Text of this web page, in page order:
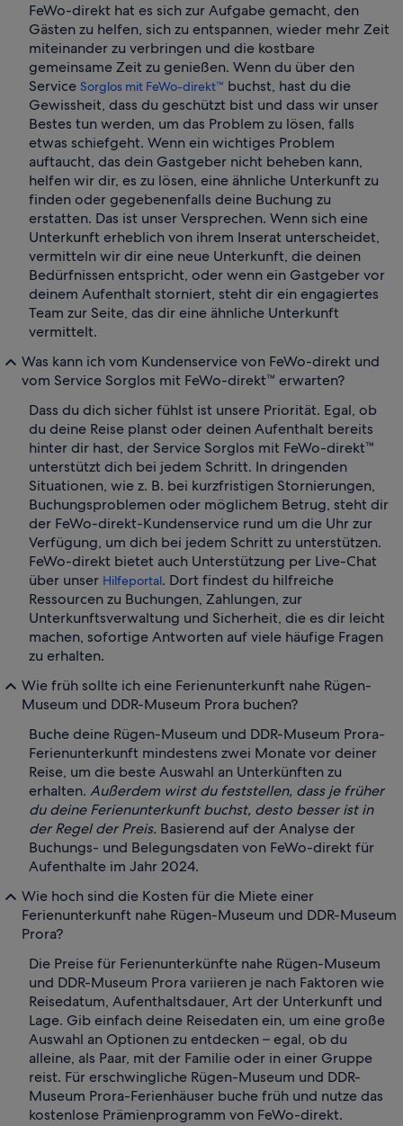
FeWo-direkt hat es sich zur Aufgabe gemacht, den
Gästen zu helfen, sich zu entspannen, wieder mehr Zeit
miteinander zu verbringen und die kostbare
gemeinsame Zeit zu genießen. Wenn du über den
Service Sorglos mit FeWo-direkt™ buchst, hast du die
Gewissheit, dass du geschützt bist und dass wir unser
Bestes tun werden, um das Problem zu lösen, falls
etwas schiefgeht. Wenn ein wichtiges Problem
auftaucht, das dein Gastgeber nicht beheben kann,
helfen wir dir, es zu lösen, eine ähnliche Unterkunft zu
finden oder gegebenenfalls deine Buchung zu
erstatten. Das ist unser Versprechen. Wenn sich eine
Unterkunft erheblich von ihrem Inserat unterscheidet,
vermitteln wir dir eine neue Unterkunft, die deinen
Bedürfnissen entspricht, oder wenn ein Gastgeber vor
deinem Aufenthalt storniert, steht dir ein engagiertes
Team zur Seite, das dir eine ähnliche Unterkunft
vermittelt.
Was kann ich vom Kundenservice von FeWo-direkt und
vom Service Sorglos mit FeWo-direkt™ erwarten?
Dass du dich sicher fühlst ist unsere Priorität. Egal, ob
du deine Reise planst oder deinen Aufenthalt bereits
hinter dir hast, der Service Sorglos mit FeWo-direkt™
unterstützt dich bei jedem Schritt. In dringenden
Situationen, wie z. B. bei kurzfristigen Stornierungen,
Buchungsproblemen oder möglichem Betrug, steht dir
der FeWo-direkt-Kundenservice rund um die Uhr zur
Verfügung, um dich bei jedem Schritt zu unterstützen.
FeWo-direkt bietet auch Unterstützung per Live-Chat
über unser Hilfeportal. Dort findest du hilfreiche
Ressourcen zu Buchungen, Zahlungen, zur
Unterkunftsverwaltung und Sicherheit, die es dir leicht
machen, sofortige Antworten auf viele häufige Fragen
zu erhalten.
Wie früh sollte ich eine Ferienunterkunft nahe Rügen-
Museum und DDR-Museum Prora buchen?
Buche deine Rügen-Museum und DDR-Museum Prora-
Ferienunterkunft mindestens zwei Monate vor deiner
Reise, um die beste Auswahl an Unterkünften zu
erhalten. Außerdem wirst du feststellen, dass je früher
du deine Ferienunterkunft buchst, desto besser ist in
der Regel der Preis. Basierend auf der Analyse der
Buchungs- und Belegungsdaten von FeWo-direkt für
Aufenthalte im Jahr 2024.
Wie hoch sind die Kosten für die Miete einer
Ferienunterkunft nahe Rügen-Museum und DDR-Museum
Prora?
Die Preise für Ferienunterkünfte nahe Rügen-Museum
und DDR-Museum Prora variieren je nach Faktoren wie
Reisedatum, Aufenthaltsdauer, Art der Unterkunft und
Lage. Gib einfach deine Reisedaten ein, um eine große
Auswahl an Optionen zu entdecken – egal, ob du
alleine, als Paar, mit der Familie oder in einer Gruppe
reist. Für erschwingliche Rügen-Museum und DDR-
Museum Prora-Ferienhäuser buche früh und nutze das
kostenlose Prämienprogramm von FeWo-direkt.